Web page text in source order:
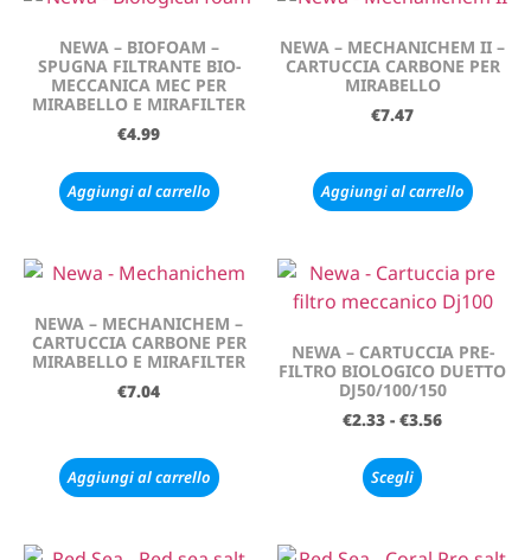
NEWA – BIOFOAM –
SPUGNA FILTRANTE BIO-
MECCANICA MEC PER
MIRABELLO E MIRAFILTER
€4.99
Aggiungi al carrello
NEWA – MECHANICHEM II –
CARTUCCIA CARBONE PER
MIRABELLO
€7.47
Aggiungi al carrello
NEWA – MECHANICHEM –
CARTUCCIA CARBONE PER
MIRABELLO E MIRAFILTER
€7.04
Aggiungi al carrello
NEWA – CARTUCCIA PRE-
FILTRO BIOLOGICO DUETTO
DJ50/100/150
€2.33 - €3.56
Scegli